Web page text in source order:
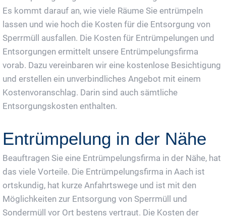
Es kommt darauf an, wie viele Räume Sie entrümpeln
lassen und wie hoch die Kosten für die Entsorgung von
Sperrmüll ausfallen. Die Kosten für Entrümpelungen und
Entsorgungen ermittelt unsere Entrümpelungsfirma
vorab. Dazu vereinbaren wir eine kostenlose Besichtigung
und erstellen ein unverbindliches Angebot mit einem
Kostenvoranschlag. Darin sind auch sämtliche
Entsorgungskosten enthalten.
Entrümpelung in der Nähe
Beauftragen Sie eine Entrümpelungsfirma in der Nähe, hat
das viele Vorteile. Die Entrümpelungsfirma in Aach ist
ortskundig, hat kurze Anfahrtswege und ist mit den
Möglichkeiten zur Entsorgung von Sperrmüll und
Sondermüll vor Ort bestens vertraut. Die Kosten der